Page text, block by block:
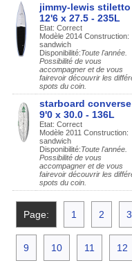
jimmy-lewis stiletto
12'6 x 27.5 - 235L
Etat: Correct
Modèle 2014 Construction:
sandwich
Disponibilité:Toute l'année.
Possibilité de vous
accompagner et de vous
fairevoir découvrir les
spots du coin.
starboard converse
9'0 x 30.0 - 136L
Etat: Correct
Modèle 2011 Construction:
sandwich
Disponibilité:Toute l'année.
Possibilité de vous
accompagner et de vous
fairevoir découvrir les
spots du coin.
Page: 1 2 3
9 10 11 12